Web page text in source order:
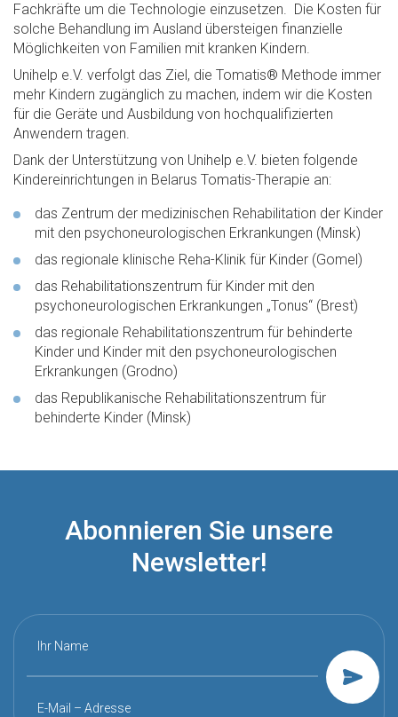
Fachkräfte um die Technologie einzusetzen. Die Kosten für
solche Behandlung im Ausland übersteigen finanzielle
Möglichkeiten von Familien mit kranken Kindern.
Unihelp e.V. verfolgt das Ziel, die Tomatis® Methode immer
mehr Kindern zugänglich zu machen, indem wir die Kosten
für die Geräte und Ausbildung von hochqualifizierten
Anwendern tragen.
Dank der Unterstützung von Unihelp e.V. bieten folgende
Kindereinrichtungen in Belarus Tomatis-Therapie an:
das Zentrum der medizinischen Rehabilitation der Kinder
mit den psychoneurologischen Erkrankungen (Minsk)
das regionale klinische Reha-Klinik für Kinder (Gomel)
das Rehabilitationszentrum für Kinder mit den
psychoneurologischen Erkrankungen „Tonus“ (Brest)
das regionale Rehabilitationszentrum für behinderte
Kinder und Kinder mit den psychoneurologischen
Erkrankungen (Grodno)
das Republikanische Rehabilitationszentrum für
behinderte Kinder (Minsk)
Abonnieren Sie unsere
Newsletter!
Ihr Name
E-Mail – Adresse